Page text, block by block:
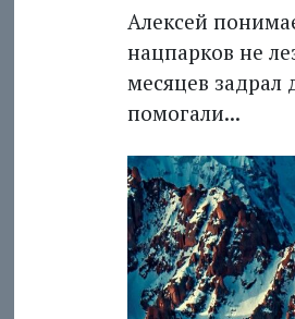
Алексей
нацпарков не
месяцев задрал
помогали...